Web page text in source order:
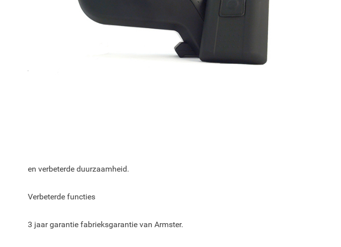
Beschrijving
Deze Armster 2 armsteun is passend voor alle Peugeot 208 vanaf 2019 en 2008
vanaf 2020 modellen!
en verbeterde duurzaamheid.
Verbeterde functies
3 jaar garantie fabrieksgarantie van Armster.